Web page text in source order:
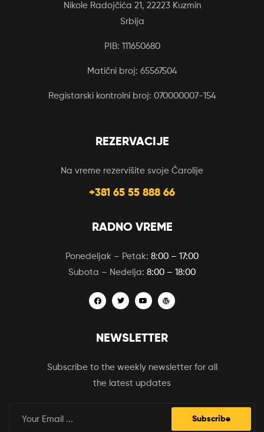
Nikole Radojčića 21, 22223 Kuzmin
Srbija
PIB: 111650680
Matični broj: 65567504
Registarski kontrolni broj: 070000007-154
REZERVACIJE
Na vreme rezervišite svoje Čarolije
+381 65 55 888 66
RADNO VREME
Ponedeljak – Petak: 8:00 – 17:00
Subota – Nedelja: 8:00 – 18:00
NEWSLETTER
Subscribe to the weekly newsletter for all
the latest updates
Subscribe